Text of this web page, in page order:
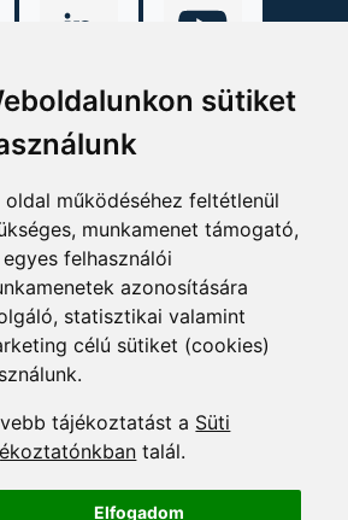
sütiket
oldal működéséhez feltétlenül
munkamenet támogató,
felhasználói
azonosítására
statisztikai valamint
célú sütiket (cookies)
tájékoztatást a Süti
talál.
Elfogadom
+36 1 880 7600
info@mprx.hu
ÁSZF Impresszum Kapcsolat